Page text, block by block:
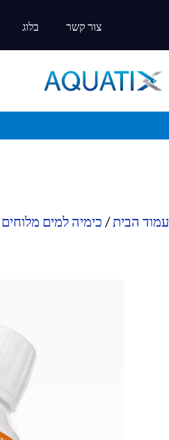
צור קשר בלוג
עמוד הבית/ כימיה למים מלוחים